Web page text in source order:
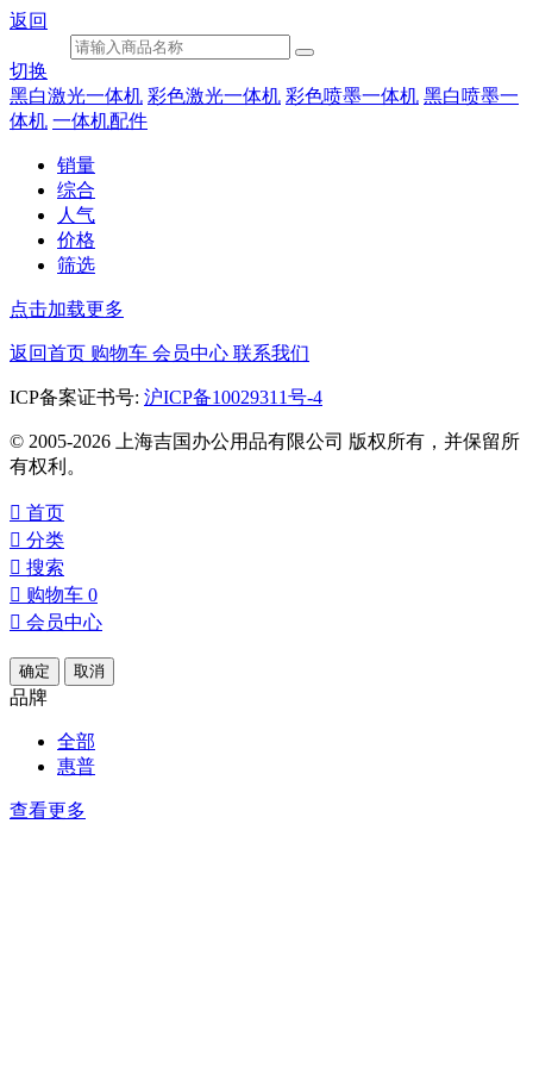
返回
切换
黑白激光一体机 彩色激光一体机 彩色喷墨一体机 黑白喷墨一
体机 一体机配件
销量
综合
人气
价格
筛选
点击加载更多
返回首页 购物车 会员中心 联系我们
ICP备案证书号: 沪ICP备10029311号-4
© 2005-2026 上海吉国办公用品有限公司 版权所有，并保留所
有权利。
 首页
 分类
 搜索
 购物车 0
 会员中心
确定 取消
品牌
全部
惠普
查看更多